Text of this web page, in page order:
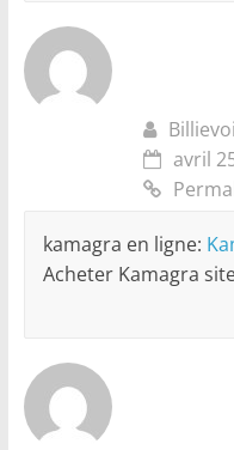
avril
kamagra en ligne:
Acheter Kamagra